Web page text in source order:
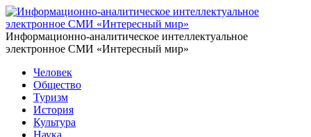
Информационно-аналитическое интеллектуальное
электронное СМИ «Интересный мир»
Человек
Общество
Туризм
История
Культура
Наука